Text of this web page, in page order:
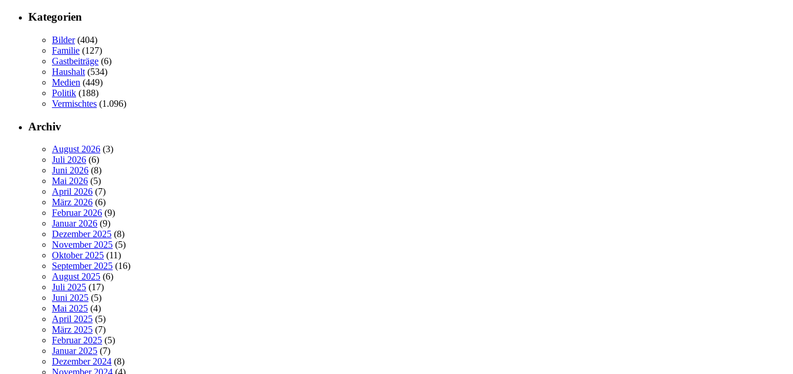
Kategorien
Bilder(404)
Familie (127)
Gastbeiträge (6)
Haushalt (534)
Medien (449)
Politik (188)
Vermischtes (1.096)
Archiv
August 2026 (3)
Juli 2026 (6)
Juni 2026 (8)
Mai 2026 (5)
April 2026 (7)
März 2026 (6)
Februar 2026 (9)
Januar 2026 (9)
Dezember 2025 (8)
November 2025 (5)
Oktober 2025 (11)
September 2025 (16)
August 2025 (6)
Juli 2025 (17)
Juni 2025 (5)
Mai 2025 (4)
April 2025 (5)
März 2025 (7)
Februar 2025 (5)
Januar 2025 (7)
Dezember 2024 (8)